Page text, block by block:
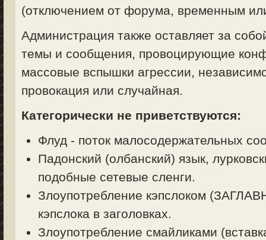
(отключением от форума, временным
Администрация также оставляет за
темы и сообщения, провоцирующие
массовые вспышки агрессии,
провокация или случайная.
Категорически не приветствуются:
Флуд - поток малосодержательных
Падонский (олбанский) язык,
подобные сетевые сленги.
Злоупотребление кэпслоком
кэпслока в заголовках.
Злоупотребление смайликами